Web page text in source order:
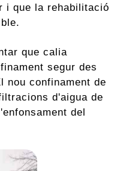
i que la rehabilitació
que calia
segur des
nou confinament de
d'aigua de
del